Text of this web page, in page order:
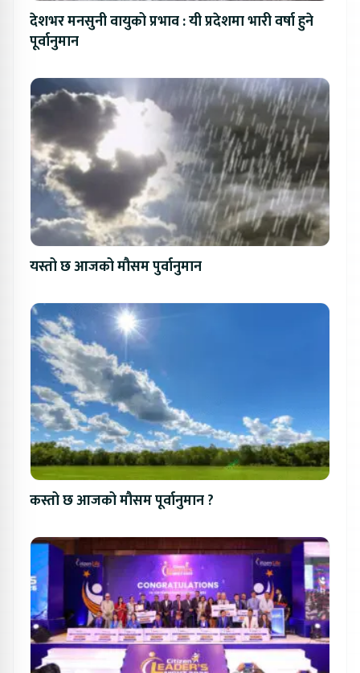
देशभर मनसुनी वायुको प्रभाव : यी प्रदेशमा भारी वर्षा हुने
पूर्वानुमान
यस्तो छ आजको मौसम पुर्वानुमान
कस्तो छ आजको मौसम पूर्वानुमान ?